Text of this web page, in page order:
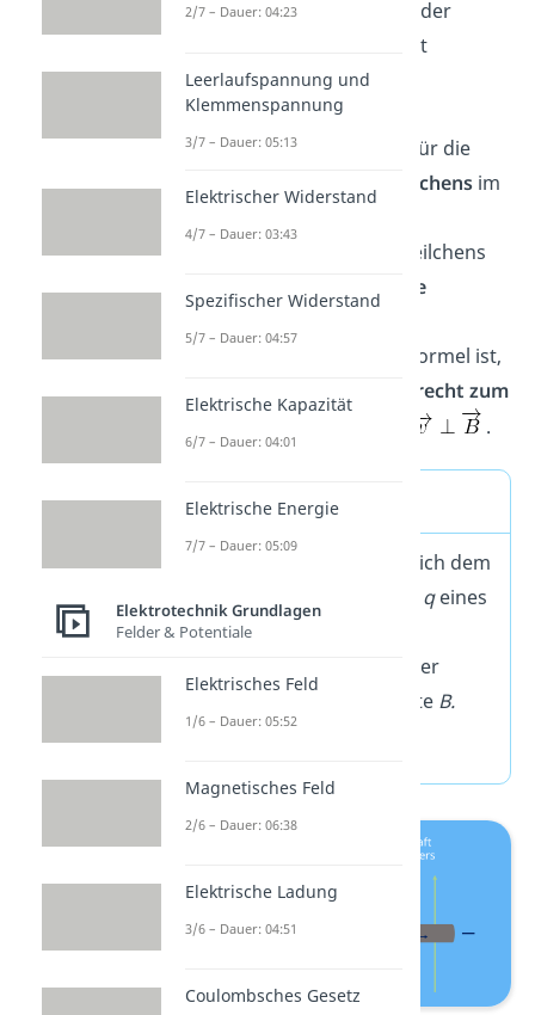
Die Formel für den Betrag der
kannst du mit
F = q
berechnen. Dabei steht
für die
bewegten Teilchensim
dieses Teilchens
magnetische
Voraussetzung für diese Formel ist,
senkrecht zum
.
Merke
ist gleich dem
qeines
Teilchens, seiner
und der
magnetischen Flussdichte B.
2/7 – Dauer: 04:23
Leerlaufspannung und
Klemmenspannung
3/7 – Dauer: 05:13
Elektrischer Widerstand
4/7 – Dauer: 03:43
Spezifischer Widerstand
5/7 – Dauer: 04:57
Elektrische Kapazität
6/7 – Dauer: 04:01
Elektrische Energie
7/7 – Dauer: 05:09
Elektrotechnik Grundlagen
Felder & Potentiale
Elektrisches Feld
1/6 – Dauer: 05:52
Magnetisches Feld
2/6 – Dauer: 06:38
Elektrische Ladung
3/6 – Dauer: 04:51
Coulombsches Gesetz